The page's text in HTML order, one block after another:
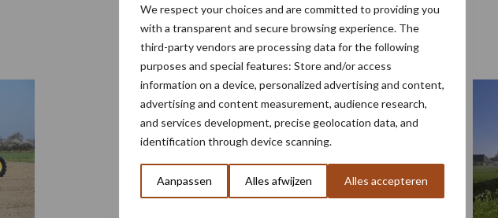
We respect your choices and are committed to providing you
with a transparent and secure browsing experience. The
third-party vendors are processing data for the following
purposes and special features: Store and/or access
information on a device, personalized advertising and content,
advertising and content measurement, audience research,
and services development, precise geolocation data, and
identification through device scanning.
Aanpassen Alles afwijzen Alles accepteren